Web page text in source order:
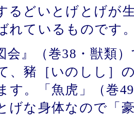
るどいとげとげが
れているものです
会』（巻38・獣類
、豬［いのしし］
す。「魚虎」（巻
げな身体なので「